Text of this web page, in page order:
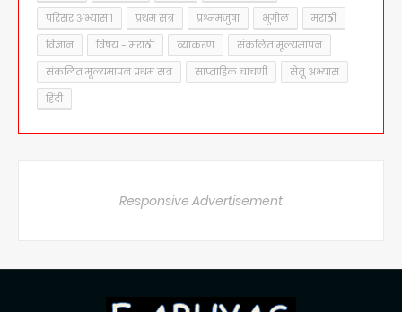
परिसर अभ्यास १
प्रथम सत्र प्रश्नमंजुषा भूगोल
मराठी
विज्ञान
विषय - मराठी व्याकरण
संकलित मूल्यमापन
संकलित मूल्यमापन प्रथम सत्र
साप्ताहिक चाचणी
सेतू अभ्यास
हिंदी
Responsive Advertisement